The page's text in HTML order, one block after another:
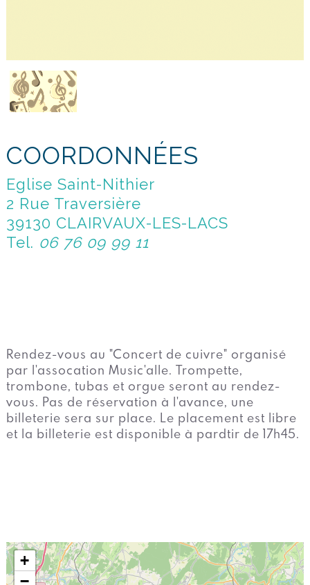
COORDONNÉES
Eglise Saint-Nithier
2 Rue Traversière
39130 CLAIRVAUX-LES-LACS
Tel. 06 76 09 99 11
Rendez-vous au "Concert de cuivre" organisé
par l'assocation Music'alle. Trompette,
trombone, tubas et orgue seront au rendez-
vous. Pas de réservation à l'avance, une
billeterie sera sur place. Le placement est libre
et la billeterie est disponible à pardtir de 17h45.
+
−